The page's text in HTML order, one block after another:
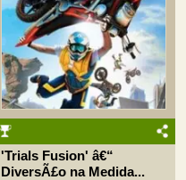
'Trials Fusion' â€“
DiversÃ£o na Medida...